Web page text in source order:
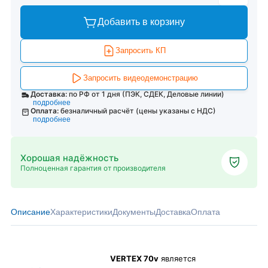
Добавить в корзину
Запросить КП
Запросить видеодемонстрацию
Доставка: по РФ от 1 дня (ПЭК, СДЕК, Деловые линии)
подробнее
Оплата: безналичный расчёт (цены указаны с НДС)
подробнее
Хорошая надёжность
Полноценная гарантия от производителя
ОписаниеХарактеристикиДокументыДоставкаОплата
VERTEX 70v является